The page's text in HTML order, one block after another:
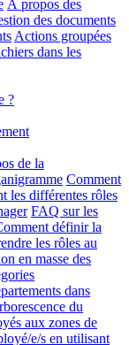
À propos des
des documents
Actions groupées
dans les
?
de la
Comment
les différentes rôles
FAQ sur les
définir la
les rôles au
en masse des
dans
du
aux zones de
e/s en utilisant